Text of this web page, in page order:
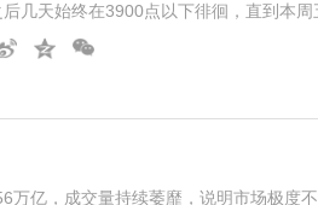
几天始终在3900点以下徘徊，直到本周
本周主要指数均为周阳线，但个股涨跌比
万亿，成交量持续萎靡，说明市场极度